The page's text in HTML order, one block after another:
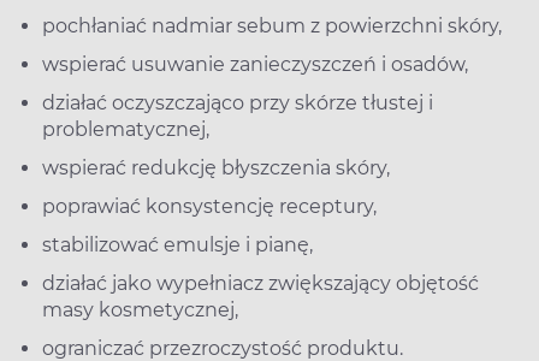
pochłaniać nadmiar sebum z powierzchni skóry,
wspierać usuwanie zanieczyszczeń i osadów,
działać oczyszczająco przy skórze tłustej i
problematycznej,
wspierać redukcję błyszczenia skóry,
poprawiać konsystencję receptury,
stabilizować emulsje i pianę,
działać jako wypełniacz zwiększający objętość
masy kosmetycznej,
ograniczać przezroczystość produktu.